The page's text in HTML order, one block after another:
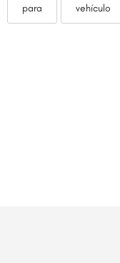
para vehículo